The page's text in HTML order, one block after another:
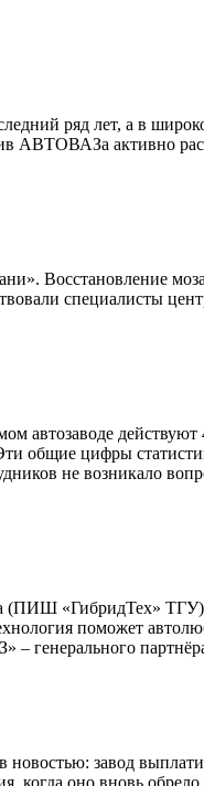
ряд лет, а в
АВТОВАЗа активно
Восстановление
специалисты
автозаводе действуют
общие цифры
не возникало
«ГибридТех» ТГУ)
поможет
– генерального
завод
оно вновь обрело